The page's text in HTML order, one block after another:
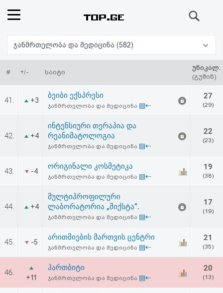
რეიტინგი
(მთავარი)
ფოსტა
პასუხი
პაროლის
HTML
კოდი
ჯანმრთელობა და მედიცინა (582)
# +/- საიტი
უნიკალ.
(გუშინ)
41. +3
ბეიბი ექსპრესი
ჯანმრთელობა და მედიცინა ▤⇠
27
(29)
42. +4
ინტენსიური თერაპია და
რეანიმატოლოგია
ჯანმრთელობა და მედიცინა ▤⇠
22
(23)
43. -4
ორიგინალი კოსმეტიკა
ჯანმრთელობა და მედიცინა ▤⇠
19
(38)
44. +4
მულტიპროფილური
ლაბორატორია „მიქსტა“.
ჯანმრთელობა და მედიცინა ▤⇠
17
(19)
45. -5
არითმიების მართვის ცენტრი
ჯანმრთელობა და მედიცინა ▤⇠
21
(35)
46.
+11
ჰართბიტი
ჯანმრთელობა და მედიცინა ▤⇠
20
(13)